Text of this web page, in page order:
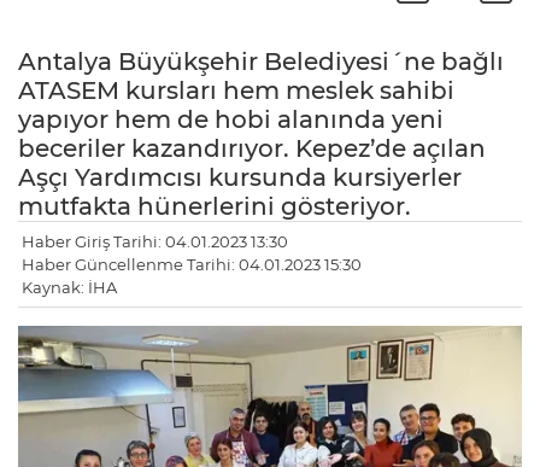
Antalya Büyükşehir Belediyesi´ne bağlı
ATASEM kursları hem meslek sahibi
yapıyor hem de hobi alanında yeni
beceriler kazandırıyor. Kepez’de açılan
Aşçı Yardımcısı kursunda kursiyerler
mutfakta hünerlerini gösteriyor.
Haber Giriş Tarihi: 04.01.2023 13:30
Haber Güncellenme Tarihi: 04.01.2023 15:30
Kaynak: İHA